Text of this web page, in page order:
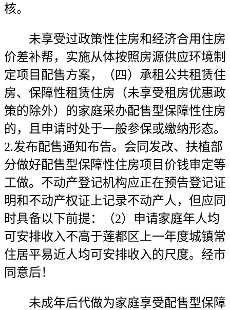
核。
未享受过政策性住房和经济合用住房
价差补帮，实施从体按照房源供应环境制
定项目配售方案，（四）承租公共租赁住
房、保障性租赁住房（未享受租房优惠政
策的除外）的家庭采办配售型保障性住房
的，且申请时处于一般参保或缴纳形态。
2.发布配售通知布告。会同发改、扶植部
分做好配售型保障性住房项目价钱审定等
工做。不动产登记机构应正在预告登记证
明和不动产权证上记录不动产人，但应同
时具备以下前提：（2）申请家庭年人均
可安排收入不高于莲都区上一年度城镇常
住居平易近人均可安排收入的尺度。经市
同意后！
未成年后代做为家庭享受配售型保障